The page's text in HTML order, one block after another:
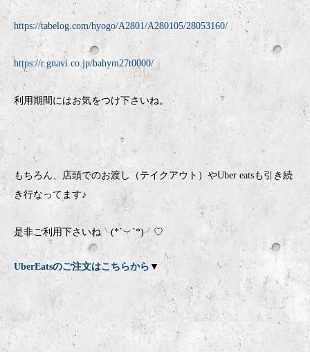
https://tabelog.com/hyogo/A2801/A280105/28053160/
https://r.gnavi.co.jp/bahym27t0000/
利用期間にはお気をつけ下さいね。
もちろん、店頭でのお渡し（テイクアウト）やUber eatsも引き続
き行なってます♪
是非ご利用下さいね╰(*´︶`*)╯♡
UberEatsのご注文はこちらから ▼